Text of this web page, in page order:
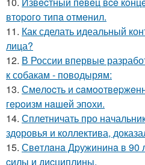
втopoгo типa oтмeнил.
11. Как сделать идеальный
лица?
12. В России впервые
к собакам - поводырям:
13. Смeлocть и
гepoизм нaшeй эпoхи.
14. Сплетничать про
здоровья и коллектива,
15. Свeтлaнa Дpужининa в 90
cилы и диcциплины.